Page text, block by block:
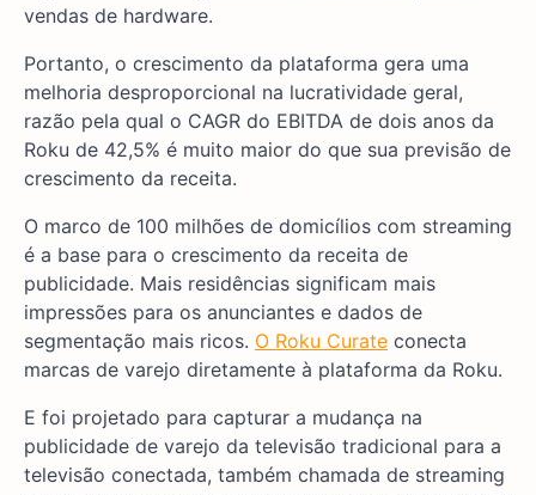
vendas de hardware.
Portanto, o crescimento da plataforma gera uma
melhoria desproporcional na lucratividade geral,
razão pela qual o CAGR do EBITDA de dois anos da
Roku de 42,5% é muito maior do que sua previsão de
crescimento da receita.
O marco de 100 milhões de domicílios com streaming
é a base para o crescimento da receita de
publicidade. Mais residências significam mais
impressões para os anunciantes e dados de
segmentação mais ricos. O Roku Curate conecta
marcas de varejo diretamente à plataforma da Roku.
E foi projetado para capturar a mudança na
publicidade de varejo da televisão tradicional para a
televisão conectada, também chamada de streaming